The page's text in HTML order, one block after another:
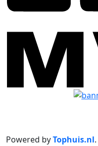
Powered byTophuis.nl.